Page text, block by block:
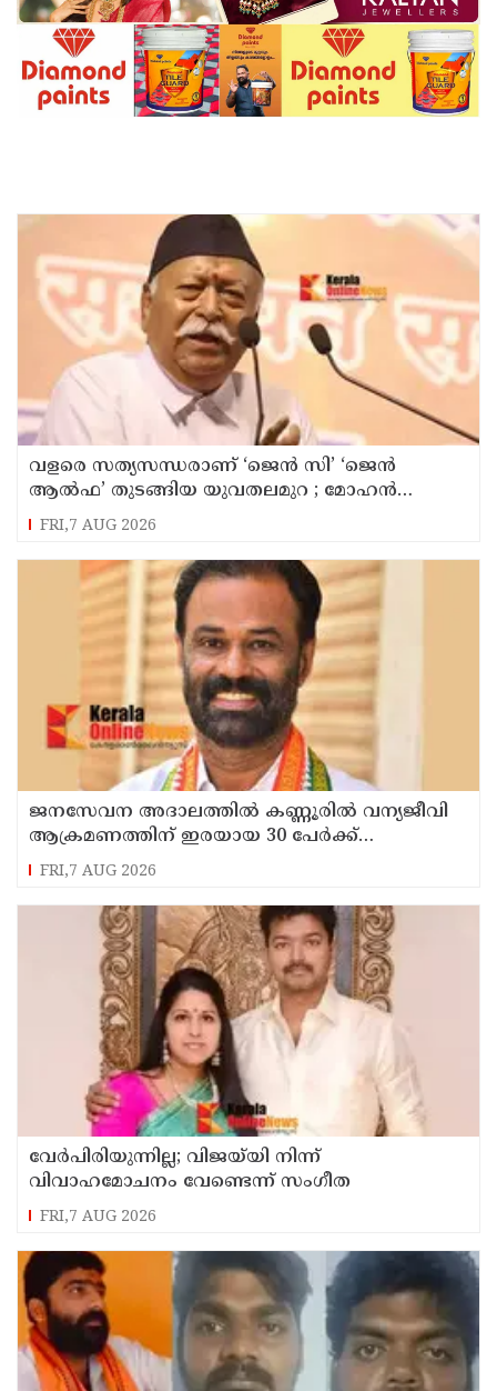
വളരെ സത്യസന്ധരാണ് ‘ജെൻ സി’ ‘ജെൻ
ആൽഫ’ തുടങ്ങിയ യുവതലമുറ ; മോഹൻ
ഭാഗവത്
FRI,7 AUG 2026
ജനസേവന അദാലത്തിൽ കണ്ണൂരിൽ വന്യജീവി
ആക്രമണത്തിന് ഇരയായ 30 പേർക്ക്
സഹായധനം അനുവദിച്ചു
FRI,7 AUG 2026
വേർപിരിയുന്നില്ല; വിജയ്‍യി നിന്ന്
വിവാഹമോചനം വേണ്ടെന്ന് സംഗീത
FRI,7 AUG 2026